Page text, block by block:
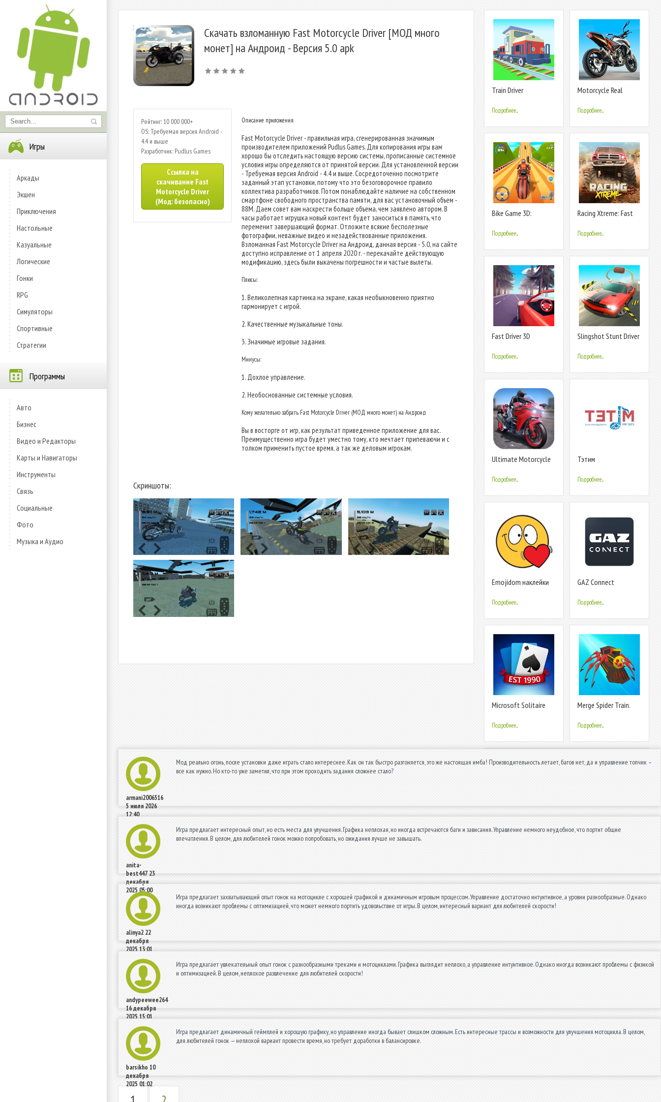
Игры
Аркады
Экшен
Приключения
Настольные
Казуальные
Логические
Гонки
RPG
Симуляторы
Спортивные
Стратегии
Программы
Авто
Бизнес
Видео и Редакторы
Карты и Навигаторы
Инструменты
Связь
Социальные
Фото
Музыка и Аудио
Скачать взломанную Fast Motorcycle Driver [МОД много
монет] на Андроид - Версия 5.0 apk
Рейтинг: 10 000 000+
OS: Требуемая версия Android -
4.4 и выше
Разработчик: Pudlus Games
Ссылка на
скачивание Fast
Motorcycle Driver
(Мод: безопасно)
Описание приложения
Fast Motorcycle Driver - правильная игра, сгенерированная значимым
производителем приложений Pudlus Games. Для копирования игры вам
хорошо бы отследить настоящую версию системы, прописанные системное
условия игры определяются от принятой версии. Для установленной версии
- Требуемая версия Android - 4.4 и выше. Сосредоточенно посмотрите
заданный этап установки, потому что это безоговорочное правило
коллектива разработчиков. Потом понаблюдайте наличие на собственном
смартфоне свободного пространства памяти, для вас установочный объем -
88M. Даем совет вам наскрести больше объема, чем заявлено автором. В
часы работает игрушка новый контент будет заноситься в память, что
переменит завершающий формат. Отложите всякие бесполезные
фотографии, неважные видео и незадействованные приложения.
Взломанная Fast Motorcycle Driver на Андроид, данная версия - 5.0, на сайте
доступно исправление от 1 апреля 2020 г. - перекачайте действующую
модификацию, здесь были выкачены погрешности и частые вылеты.
Плюсы:
1. Великолепная картинка на экране, какая необыкновенно приятно
гармонирует с игрой.
2. Качественные музыкальные тоны.
3. Значимые игровые задания.
Минусы:
1. Дохлое управление.
2. Необоснованные системные условия.
Кому желательно забрать Fast Motorcycle Driver (МОД много монет) на Андроид
Вы в восторге от игр, как результат приведенное приложение для вас.
Преимущественно игра будет уместно тому, кто мечтает припеваючи и с
толком применить пустое время, а так же деловым игрокам.
Скриншоты:
Train Driver
Подробнее...
Motorcycle Real
Подробнее...
Bike Game 3D:
Подробнее...
Racing Xtreme: Fast
Подробнее...
Fast Driver 3D
Подробнее...
Slingshot Stunt Driver
Подробнее...
Ultimate Motorcycle
Подробнее...
Тэтим
Подробнее...
Emojidom наклейки
(WAStickerApps)
Подробнее...
GAZ Connect
Подробнее...
Microsoft Solitaire
Подробнее...
Merge Spider Train.
Подробнее...
armani2006516
5 июля 2026
12:40
Мод реально огонь, после установки даже играть стало интереснее. Как он так быстро разгоняется, это же настоящая имба! Производительность летает, багов нет, да и управление топчик –
все как нужно. Но кто-то уже заметил, что при этом проходить задания сложнее стало?
anita-
best447 23
декабря
2025 05:00
Игра предлагает интересный опыт, но есть места для улучшения. Графика неплохая, но иногда встречаются баги и зависания. Управление немного неудобное, что портит общие
впечатления. В целом, для любителей гонок можно попробовать, но ожидания лучше не завышать.
alinya2 22
декабря
2025 13:01
Игра предлагает захватывающий опыт гонок на мотоцикле с хорошей графикой и динамичным игровым процессом. Управление достаточно интуитивное, а уровни разнообразные. Однако
иногда возникают проблемы с оптимизацией, что может немного портить удовольствие от игры. В целом, интересный вариант для любителей скорости!
andypeewee264
16 декабря
2025 15:01
Игра предлагает увлекательный опыт гонок с разнообразными треками и мотоциклами. Графика выглядит неплохо, а управление интуитивное. Однако иногда возникают проблемы с физикой
и оптимизацией. В целом, неплохое развлечение для любителей скорости!
barsikho 10
декабря
2025 01:02
Игра предлагает динамичный геймплей и хорошую графику, но управление иногда бывает слишком сложным. Есть интересные трассы и возможности для улучшения мотоцикла. В целом,
для любителей гонок — неплохой вариант провести время, но требует доработки в балансировке.